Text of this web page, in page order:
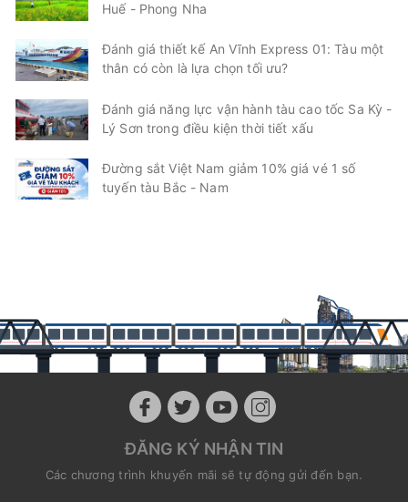
Huế - Phong Nha
Đánh giá thiết kế An Vĩnh Express 01: Tàu một
thân có còn là lựa chọn tối ưu?
Đánh giá năng lực vận hành tàu cao tốc Sa Kỳ -
Lý Sơn trong điều kiện thời tiết xấu
Đường sắt Việt Nam giảm 10% giá vé 1 số
tuyến tàu Bắc - Nam
ĐĂNG KÝ NHẬN TIN
Các chương trình khuyến mãi sẽ tự động gửi đến bạn.